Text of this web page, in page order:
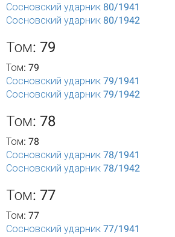
Сосновский ударник 80/1941
Сосновский ударник 80/1942
Том: 79
Том: 79
Сосновский ударник 79/1941
Сосновский ударник 79/1942
Том: 78
Том: 78
Сосновский ударник 78/1941
Сосновский ударник 78/1942
Том: 77
Том: 77
Сосновский ударник 77/1941